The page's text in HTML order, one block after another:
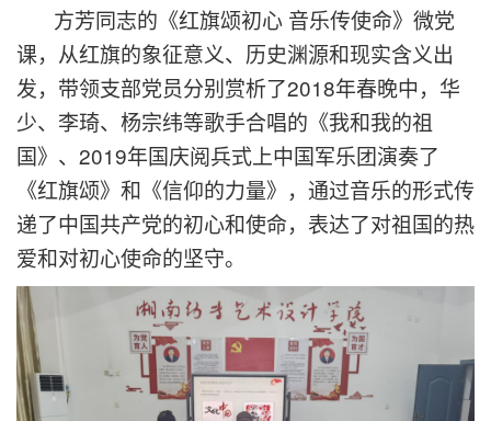
方芳同志的《红旗颂初心 音乐传使命》微党
课，从红旗的象征意义、历史渊源和现实含义出
发，带领支部党员分别赏析了2018年春晚中，华
少、李琦、杨宗纬等歌手合唱的《我和我的祖
国》、2019年国庆阅兵式上中国军乐团演奏了
《红旗颂》和《信仰的力量》，通过音乐的形式传
递了中国共产党的初心和使命，表达了对祖国的热
爱和对初心使命的坚守。